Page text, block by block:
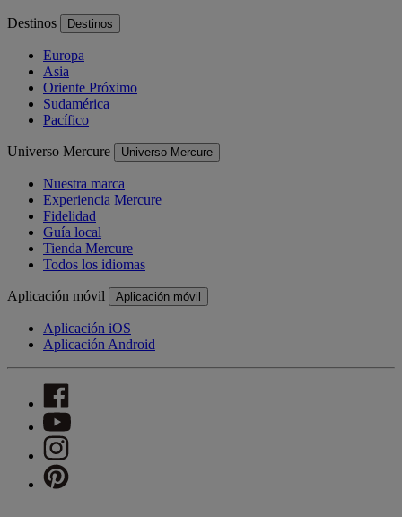
Destinos Destinos
Europa
Asia
Oriente Próximo
Sudamérica
Pacífico
Universo Mercure Universo Mercure
Nuestra marca
Experiencia Mercure
Fidelidad
Guía local
Tienda Mercure
Todos los idiomas
Aplicación móvil Aplicación móvil
Aplicación iOS
Aplicación Android